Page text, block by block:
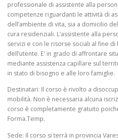
professionale di assistente alla
competenze riguardanti le attività di
dell’ambiente di vita, sia a domicilio
cura residenziali. L’assistente alla
servizi e con le risorse sociali al fine
dell’utente. E’ in grado di affrontare
mediante assistenza capillare sul
in stato di bisogno e alle loro famiglie.
Destinatari: Il corso è rivolto a
mobilità. Non è necessaria alcuna
corso è completamente gratuito
Forma.Temp.
Sede: Il corso si terrà in provincia